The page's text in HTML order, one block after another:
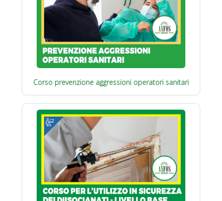
Corso prevenzione aggressioni operatori sanitari